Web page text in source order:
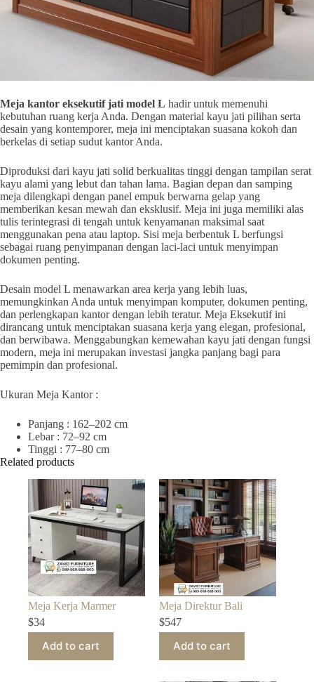
Meja kantor eksekutif jati model L hadir untuk memenuhi
kebutuhan ruang kerja Anda. Dengan material kayu jati pilihan serta
desain yang kontemporer, meja ini menciptakan suasana kokoh dan
berkelas di setiap sudut kantor Anda.
Diproduksi dari kayu jati solid berkualitas tinggi dengan tampilan serat
kayu alami yang lebut dan tahan lama. Bagian depan dan samping
meja dilengkapi dengan panel empuk berwarna gelap yang
memberikan kesan mewah dan eksklusif. Meja ini juga memiliki alas
tulis terintegrasi di tengah untuk kenyamanan maksimal saat
menggunakan pena atau laptop. Sisi meja berbentuk L berfungsi
sebagai ruang penyimpanan dengan laci-laci untuk menyimpan
dokumen penting.
Desain model L menawarkan area kerja yang lebih luas,
memungkinkan Anda untuk menyimpan komputer, dokumen penting,
dan perlengkapan kantor dengan lebih teratur. Meja Eksekutif ini
dirancang untuk menciptakan suasana kerja yang elegan, profesional,
dan berwibawa. Menggabungkan kemewahan kayu jati dengan fungsi
modern, meja ini merupakan investasi jangka panjang bagi para
pemimpin dan profesional.
Ukuran Meja Kantor :
Panjang : 162–202 cm
Lebar : 72–92 cm
Tinggi : 77–80 cm
Related products
Meja Kerja Marmer
$34
Add to cart
Meja Direktur Bali
$547
Add to cart